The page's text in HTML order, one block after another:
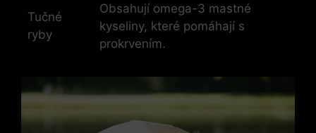
Tučné
ryby
Obsahují omega-3 mastné
kyseliny, které pomáhají s
prokrvením.